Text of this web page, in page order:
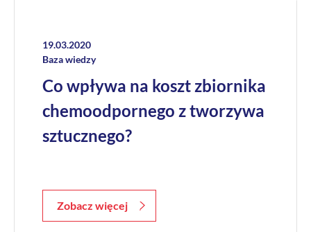
19.03.2020
Baza wiedzy
Co wpływa na koszt zbiornika
chemoodpornego z tworzywa
sztucznego?
Zobacz więcej